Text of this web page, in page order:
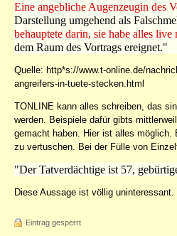
Eine angebliche Augenzeugin des
Darstellung umgehend als
behauptete darin, sie habe alles
dem Raum des Vortrags ereignet."
Quelle: http*s://www.t-online.de/
angreifers-in-tuete-stecken.html
TONLINE kann alles schreiben, das
werden. Beispiele dafür gibts
gemacht haben. Hier ist alles möglich.
zu vertuschen. Bei der Fülle von
"Der Tatverdächtige ist 57,
Diese Aussage ist völlig
Eintrag gesperrt